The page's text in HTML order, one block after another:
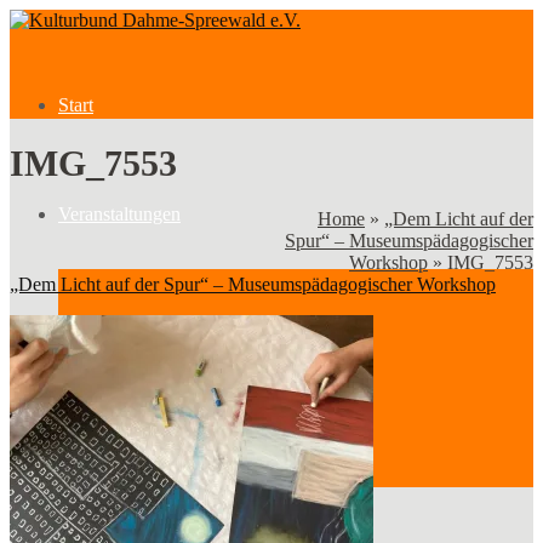
Start
Veranstaltungen
Veranstaltungen
Kategorien
IMG_7553
Home » „Dem Licht auf der
Spur“ – Museumspädagogischer
Workshop » IMG_7553
„Dem Licht auf der Spur“ – Museumspädagogischer Workshop